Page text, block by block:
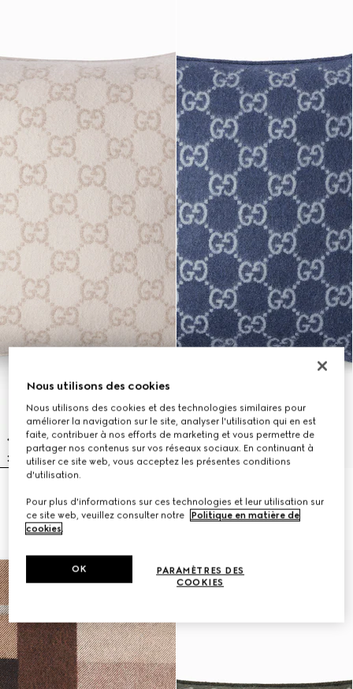
cachemire et laine GG
€740
cachemire et laine GG
€740
Nous utilisons des cookies
Nous utilisons des cookies et des technologies similaires pour
améliorer la navigation sur le site, analyser l'utilisation qui en est
faite, contribuer à nos efforts de marketing et vous permettre de
partager nos contenus sur vos réseaux sociaux. En continuant à
utiliser ce site web, vous acceptez les présentes conditions
d'utilisation.
Pour plus d'informations sur ces technologies et leur utilisation sur
ce site web, veuillez consulter notre
Politique en matière de
cookies.
PARAMÈTRES DES
COOKIES
OK